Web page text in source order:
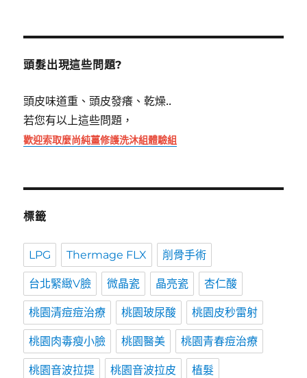
鍵
頭髮出現這些問題?
頭皮味道重、頭皮發癢、乾燥..
若您有以上這些問題，
歡迎索取麼尚純薑修護洗沐組體驗組
標籤
LPG Thermage FLX 削骨手術
台北緊緻V臉 微晶瓷 晶亮瓷 杏仁酸
桃園清痘痘治療 桃園玻尿酸 桃園皮秒雷射
桃園肉毒瘦小臉 桃園醫美 桃園青春痘治療
桃園音波拉提 桃園音波拉皮 植髮